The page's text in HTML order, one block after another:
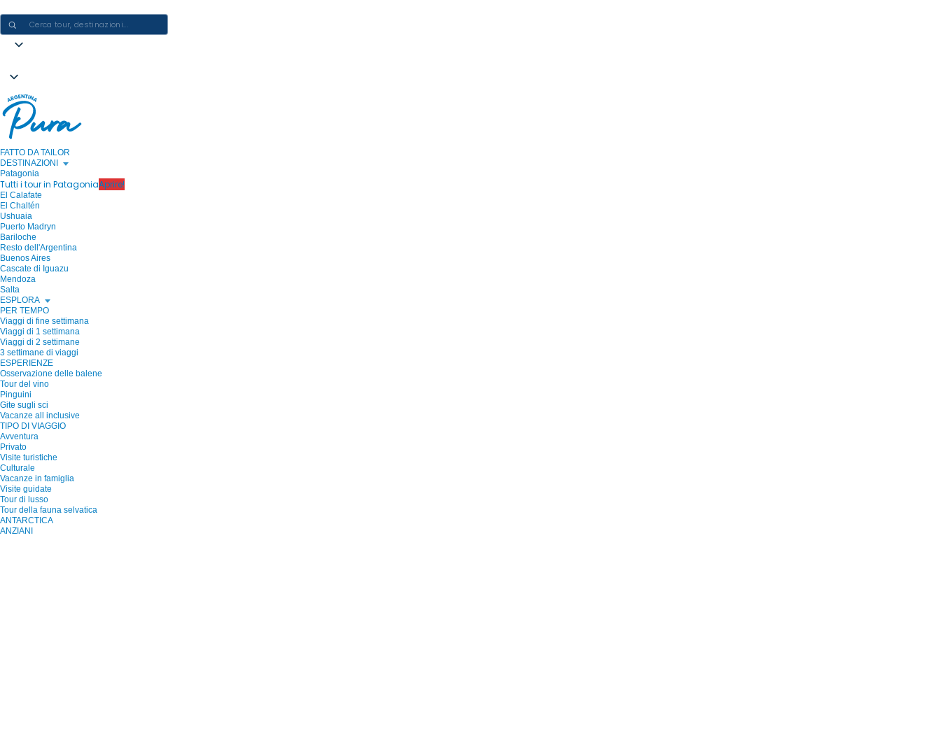
FATTO DA TAILOR
DESTINAZIONI
Patagonia
Tutti i tour in PatagoniaAprire!
El Calafate
El Chaltén
Ushuaia
Puerto Madryn
Bariloche
Resto dell'Argentina
Buenos Aires
Cascate di Iguazu
Mendoza
Salta
ESPLORA
PER TEMPO
Viaggi di fine settimana
Viaggi di 1 settimana
Viaggi di 2 settimane
3 settimane di viaggi
ESPERIENZE
Osservazione delle balene
Tour del vino
Pinguini
Gite sugli sci
Vacanze all inclusive
TIPO DI VIAGGIO
Avventura
Privato
Visite turistiche
Culturale
Vacanze in famiglia
Visite guidate
Tour di lusso
Tour della fauna selvatica
ANTARCTICA
ANZIANI